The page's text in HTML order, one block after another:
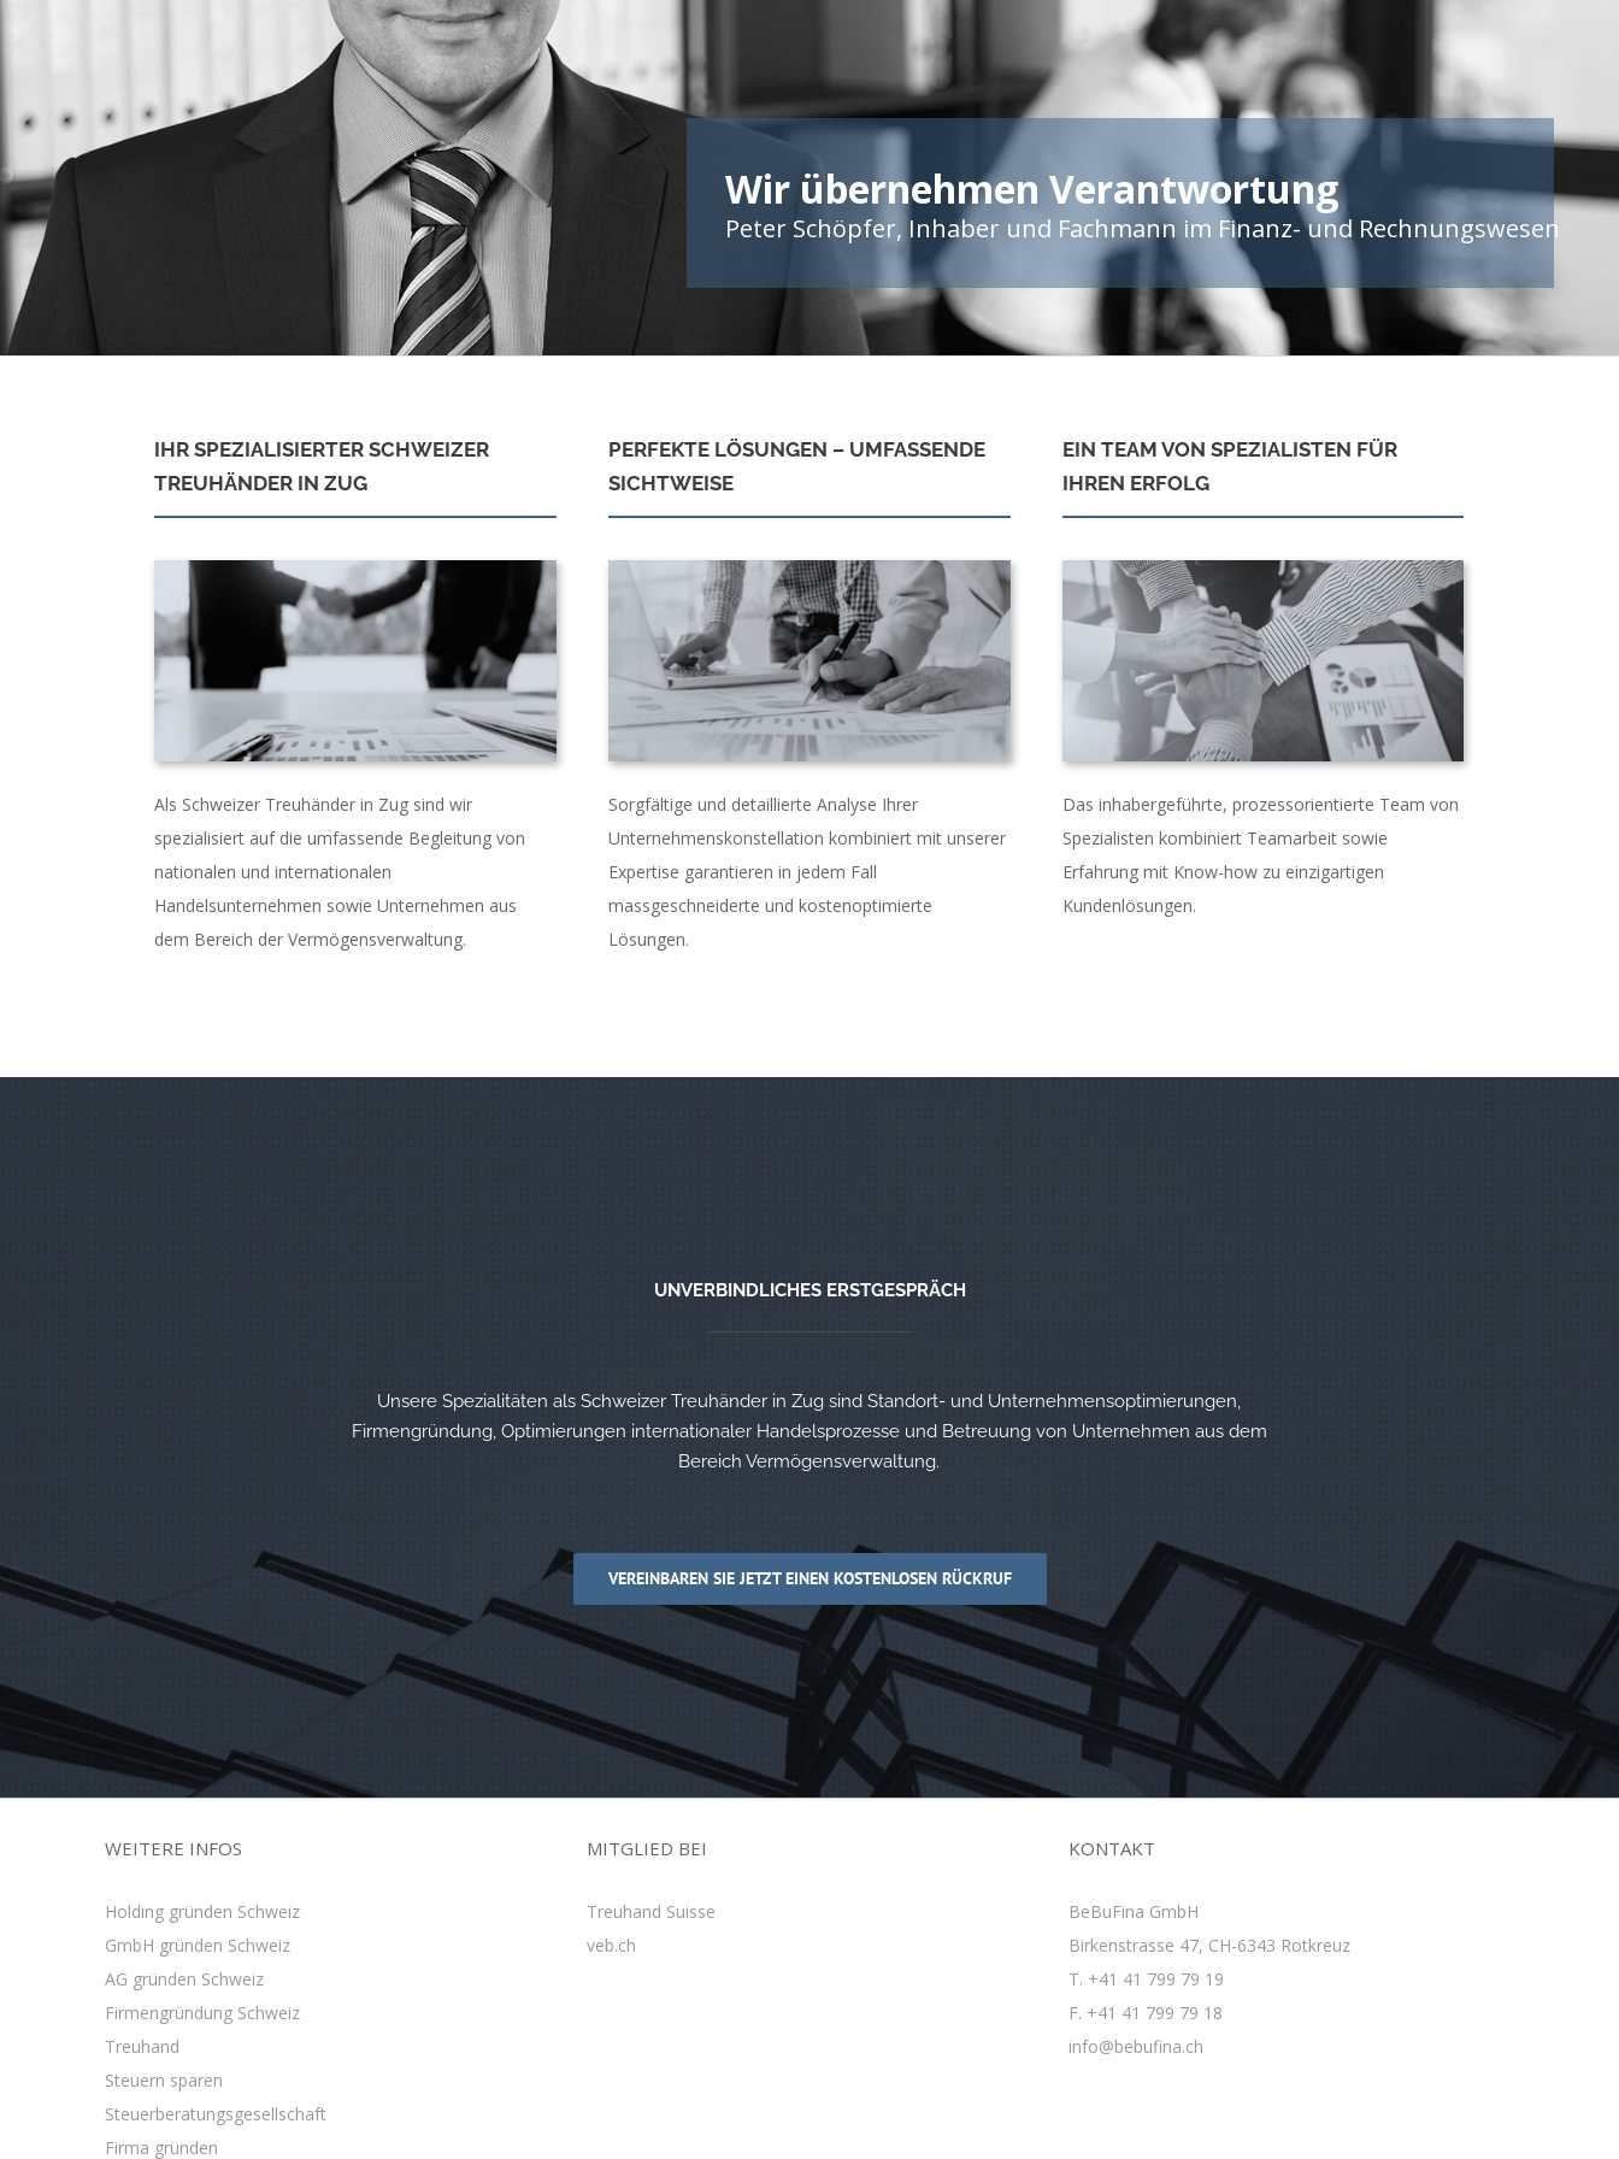
Wir übernehmen Verantwortung
Peter Schöpfer, Inhaber und Fachmann im Finanz- und Rechnungswesen
IHR SPEZIALISIERTER SCHWEIZER
TREUHÄNDER IN ZUG
Als Schweizer Treuhänder in Zug sind wir
spezialisiert auf die umfassende Begleitung von
nationalen und internationalen
Handelsunternehmen sowie Unternehmen aus
dem Bereich der Vermögensverwaltung.
PERFEKTE LÖSUNGEN – UMFASSENDE
SICHTWEISE
Sorgfältige und detaillierte Analyse Ihrer
Unternehmenskonstellation kombiniert mit unserer
Expertise garantieren in jedem Fall
massgeschneiderte und kostenoptimierte
Lösungen.
EIN TEAM VON SPEZIALISTEN FÜR
IHREN ERFOLG
Das inhabergeführte, prozessorientierte Team von
Spezialisten kombiniert Teamarbeit sowie
Erfahrung mit Know-how zu einzigartigen
Kundenlösungen.
UNVERBINDLICHES ERSTGESPRÄCH
Unsere Spezialitäten als Schweizer Treuhänder in Zug sind Standort- und Unternehmensoptimierungen,
Firmengründung, Optimierungen internationaler Handelsprozesse und Betreuung von Unternehmen aus dem
Bereich Vermögensverwaltung.
VEREINBAREN SIE JETZT EINEN KOSTENLOSEN RÜCKRUF
WEITERE INFOS
Holding gründen Schweiz
GmbH gründen Schweiz
AG gründen Schweiz
Firmengründung Schweiz
Treuhand
Steuern sparen
Steuerberatungsgesellschaft
Firma gründen
MITGLIED BEI
Treuhand Suisse
veb.ch
KONTAKT
BeBuFina GmbH
Birkenstrasse 47, CH-6343 Rotkreuz
T. +41 41 799 79 19
F. +41 41 799 79 18
info@bebufina.ch